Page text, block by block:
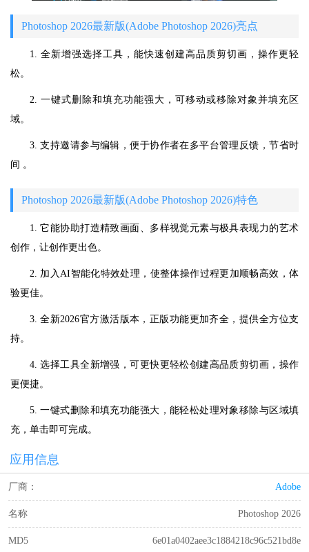
Photoshop 2026最新版(Adobe Photoshop 2026)亮点
1. 全新增强选择工具，能快速创建高品质剪切画，操作更轻
松。
2. 一键式删除和填充功能强大，可移动或移除对象并填充区
域。
3. 支持邀请参与编辑，便于协作者在多平台管理反馈，节省时
间 。
Photoshop 2026最新版(Adobe Photoshop 2026)特色
1. 它能协助打造精致画面、多样视觉元素与极具表现力的艺术
创作，让创作更出色。
2. 加入AI智能化特效处理，使整体操作过程更加顺畅高效，体
验更佳。
3. 全新2026官方激活版本，正版功能更加齐全，提供全方位支
持。
4. 选择工具全新增强，可更快更轻松创建高品质剪切画，操作
更便捷。
5. 一键式删除和填充功能强大，能轻松处理对象移除与区域填
充，单击即可完成。
应用信息
厂商： Adobe
名称 Photoshop 2026
MD5 6e01a0402aee3c1884218c96c521bd8e